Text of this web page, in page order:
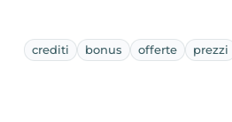
crediti bonus offerte prezzi